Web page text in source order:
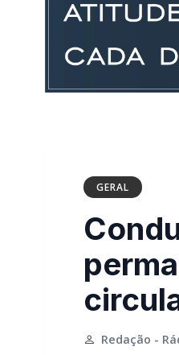
GERAL
Redação -